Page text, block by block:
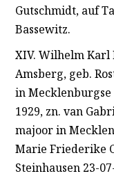
Gutschmidt, auf
Bassewitz.
XIV. Wilhelm Karl
Amsberg, geb.
in Mecklenburgse
1929, zn. van
majoor in
Marie Friederike
Steinhausen 23-